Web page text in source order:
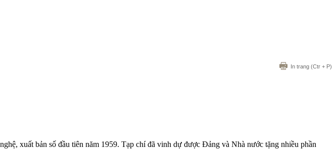
In trang (Ctr + P)
xuất bản số đầu tiên năm 1959. Tạp chí đã vinh dự được Đảng và Nhà nước tặng nhiều phần